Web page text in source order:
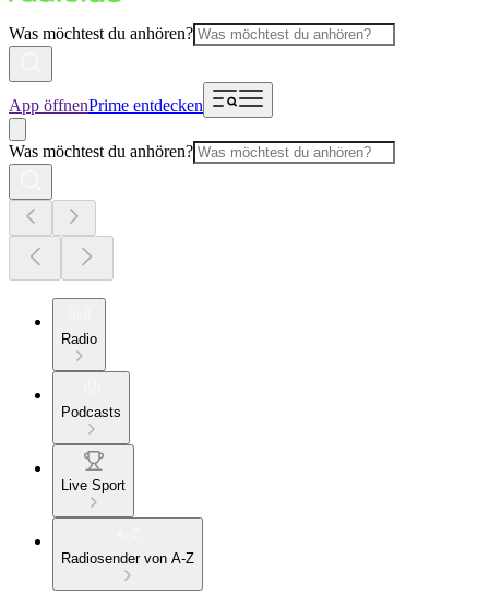
Was möchtest du anhören?
App öffnenPrime entdecken
Was möchtest du anhören?
Radio
Podcasts
Live Sport
Radiosender von A-Z